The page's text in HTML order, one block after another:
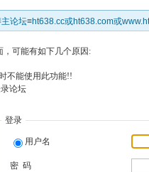
论坛≡ht638.cc或ht638.com或
可能有如下几个原因:
不能使用此功能!!
论坛
登录
用户名
密 码